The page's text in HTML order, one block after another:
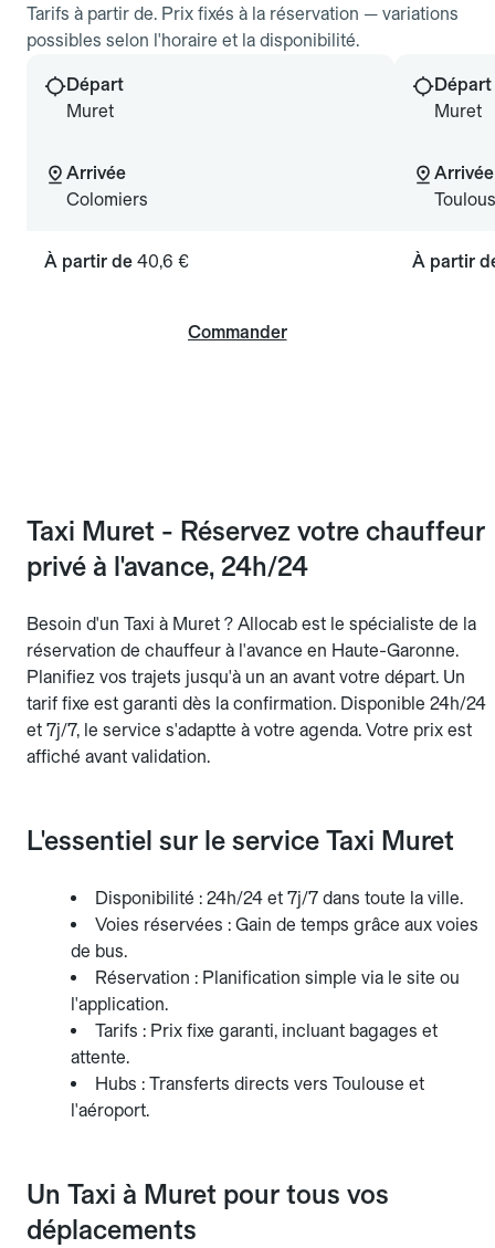
Tarifs à partir de. Prix fixés à la réservation — variations
possibles selon l'horaire et la disponibilité.
Départ
Muret
Arrivée
Colomiers
À partir de 40,6 €
Commander
Départ
Muret
Arrivée
À partir
Taxi Muret - Réservez votre chauffeur
privé à l'avance, 24h/24
Besoin d'un Taxi à Muret ? Allocab est le spécialiste de la
réservation de chauffeur à l'avance en Haute-Garonne.
Planifiez vos trajets jusqu'à un an avant votre départ. Un
tarif fixe est garanti dès la confirmation. Disponible 24h/24
et 7j/7, le service s'adaptte à votre agenda. Votre prix est
affiché avant validation.
L'essentiel sur le service Taxi Muret
Disponibilité : 24h/24 et 7j/7 dans toute la ville.
Voies réservées : Gain de temps grâce aux voies
de bus.
Réservation : Planification simple via le site ou
l'application.
Tarifs : Prix fixe garanti, incluant bagages et
attente.
Hubs : Transferts directs vers Toulouse et
l'aéroport.
Un Taxi à Muret pour tous vos
déplacements